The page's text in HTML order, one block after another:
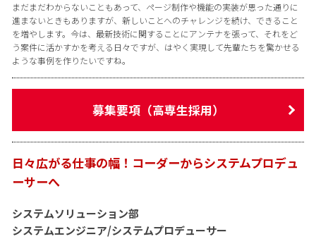
まだまだわからないこともあって、ページ制作や機能の実装が思った通りに
進まないときもありますが、新しいことへのチャレンジを続け、できること
を増やします。今は、最新技術に関することにアンテナを張って、それをど
う案件に活かすかを考える日々ですが、はやく実現して先輩たちを驚かせる
ような事例を作りたいですね。
募集要項（高専生採用）
日々広がる仕事の幅！コーダーからシステムプロデュ
ーサーへ
システムソリューション部
システムエンジニア/システムプロデューサー